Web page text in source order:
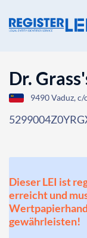
Dr.
9490 Vaduz,
Dieser LEI ist
erreicht und
gewährleisten!